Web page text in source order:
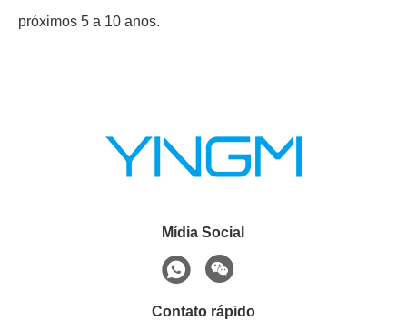
próximos 5 a 10 anos.
Mídia Social
Contato rápido